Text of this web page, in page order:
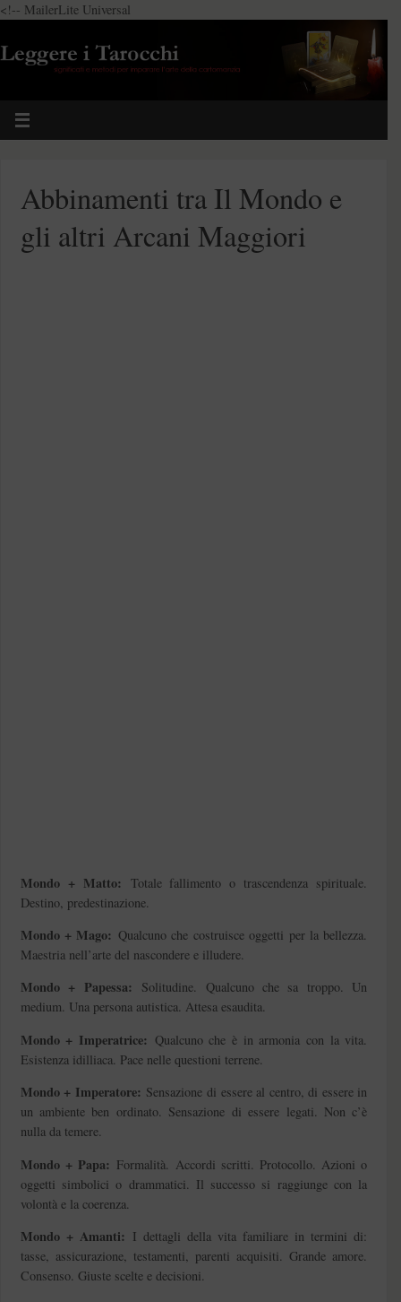
<!-- MailerLite Universal
Abbinamenti tra Il Mondo e
gli altri Arcani Maggiori
Mondo + Matto: Totale fallimento o trascendenza spirituale.
Destino, predestinazione.
Mondo + Mago: Qualcuno che costruisce oggetti per la bellezza.
Maestria nell’arte del nascondere e illudere.
Mondo + Papessa:
Solitudine. Qualcuno che sa troppo. Un
medium. Una persona autistica. Attesa esaudita.
Mondo + Imperatrice: Qualcuno che è in armonia con la vita.
Esistenza idilliaca. Pace nelle questioni terrene.
Mondo + Imperatore: Sensazione di essere al centro, di essere in
un ambiente ben ordinato. Sensazione di essere legati. Non c’è
nulla da temere.
Mondo + Papa: Formalità. Accordi scritti. Protocollo. Azioni o
oggetti simbolici o drammatici. Il successo si raggiunge con la
volontà e la coerenza.
Mondo + Amanti: I dettagli della vita familiare in termini di:
tasse, assicurazione, testamenti, parenti acquisiti. Grande amore.
Consenso. Giuste scelte e decisioni.